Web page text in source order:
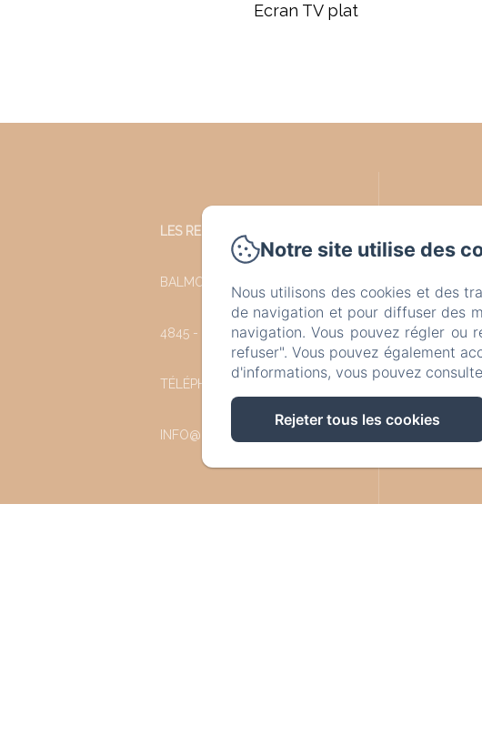
Ecran TV plat
LES REFUGES DU CHALET
BALMORAL 35
4845 - JALHAY
TÉLÉPHONE: +32 87 77 57 77
INFO@LESREFUGESDUCHALET.BE
Notre site utilise des
Nous utilisons des cookies et des
de navigation et pour diffuser des
navigation. Vous pouvez régler ou
refuser". Vous pouvez également
d'informations, vous pouvez
Rejeter tous les cookies